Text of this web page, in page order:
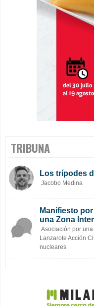
TRIBUNA
Los trípodes
Jacobo Medina
Manifiesto
una Zona
Asociación por
Lanzarote Acción
nucleares